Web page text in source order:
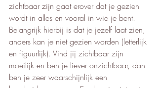
zichtbaar zijn gaat erover dat je gezien
wordt in alles en vooral in wie je bent.
Belangrijk hierbij is dat je jezelf laat zien,
anders kan je niet gezien worden (letterlijk
en figuurlijk). Vind jij zichtbaar zijn
moeilijk en ben je liever onzichtbaar, dan
ben je zeer waarschijnlijk een